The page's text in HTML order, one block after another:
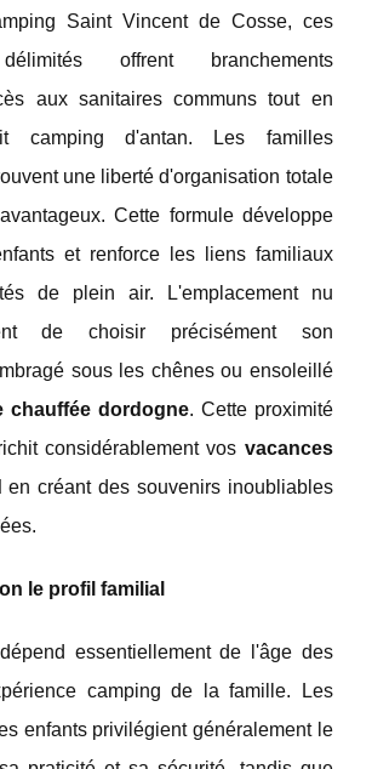
Saint Vincent de Cosse, ces
offrent branchements
aux sanitaires communs tout en
camping d'antan. Les familles
une liberté d'organisation totale
Cette formule développe
et renforce les liens familiaux
de plein air. L'emplacement nu
de choisir précisément son
sous les chênes ou ensoleillé
chauffée dordogne. Cette proximité
considérablement vos vacances
en créant des souvenirs inoubliables
le profil familial
essentiellement de l'âge des
camping de la famille. Les
enfants privilégient généralement le